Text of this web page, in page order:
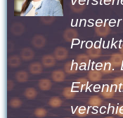
halten.